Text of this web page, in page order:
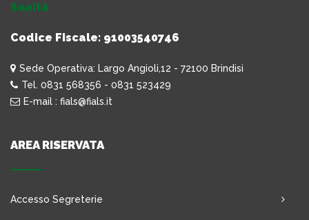
Sanità
Codice Fiscale: 91003540746
Sede Operativa: Largo Angioli,12 - 72100 Brindisi
Tel. 0831 568356 - 0831 523429
E-mail : fials@fials.it
AREA RISERVATA
Accesso Segreterie